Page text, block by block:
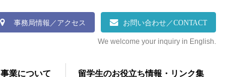
事務局情報／アクセス お問い合わせ／CONTACT
We welcome your inquiry in English.
事業について 留学生のお役立ち情報・リンク集